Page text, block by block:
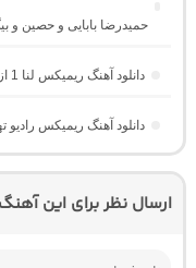
حمیدرضا بابایی و حصین و
دانلود آهنگ ریمیکس لنا 1 از دیجی سوشی
دانلود آهنگ ریمیکس رادیو تهران 18 از دیجی ای فر (ریمیکس
ارسال نظر برای این آهنگ